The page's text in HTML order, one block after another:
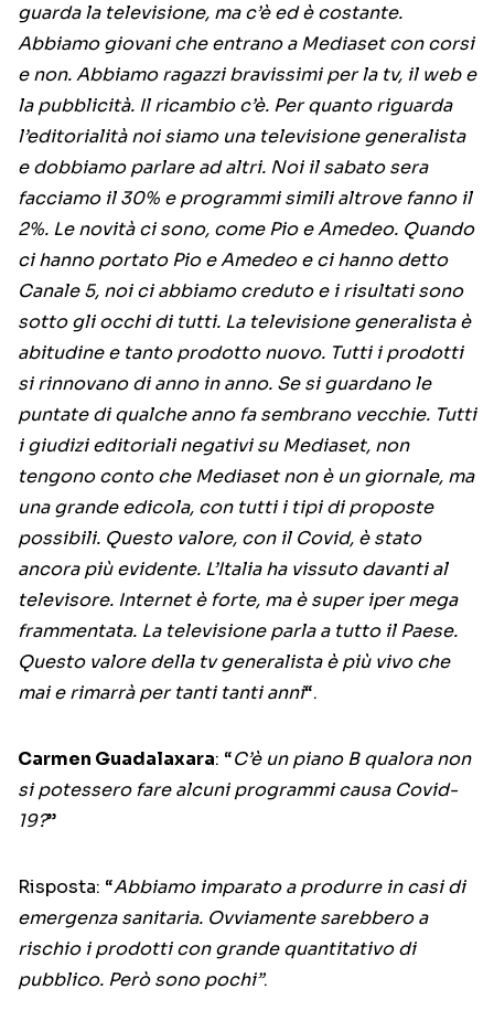
guarda la televisione, ma c’è ed è costante.
Abbiamo giovani che entrano a Mediaset con corsi
e non. Abbiamo ragazzi bravissimi per la tv, il web e
la pubblicità. Il ricambio c’è. Per quanto riguarda
l’editorialità noi siamo una televisione generalista
e dobbiamo parlare ad altri. Noi il sabato sera
facciamo il 30% e programmi simili altrove fanno il
2%. Le novità ci sono, come Pio e Amedeo. Quando
ci hanno portato Pio e Amedeo e ci hanno detto
Canale 5, noi ci abbiamo creduto e i risultati sono
sotto gli occhi di tutti. La televisione generalista è
abitudine e tanto prodotto nuovo. Tutti i prodotti
si rinnovano di anno in anno. Se si guardano le
puntate di qualche anno fa sembrano vecchie. Tutti
i giudizi editoriali negativi su Mediaset, non
tengono conto che Mediaset non è un giornale, ma
una grande edicola, con tutti i tipi di proposte
possibili. Questo valore, con il Covid, è stato
ancora più evidente. L’Italia ha vissuto davanti al
televisore. Internet è forte, ma è super iper mega
frammentata. La televisione parla a tutto il Paese.
Questo valore della tv generalista è più vivo che
mai e rimarrà per tanti tanti anni“.
Carmen Guadalaxara: “C’è un piano B qualora non
si potessero fare alcuni programmi causa Covid-
19?”
Risposta: “Abbiamo imparato a produrre in casi di
emergenza sanitaria. Ovviamente sarebbero a
rischio i prodotti con grande quantitativo di
pubblico. Però sono pochi”.